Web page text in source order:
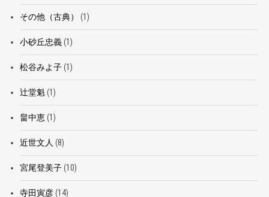
その他（古典） (1)
小砂丘忠義(1)
松谷みよ子(1)
辻堂魁(1)
畠中恵(1)
近世文人 (8)
宮尾登美子(10)
寺田寅彦(14)